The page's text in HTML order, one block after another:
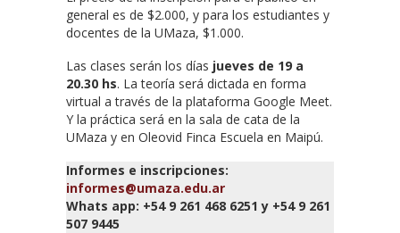
general es de $2.000, y para los estudiantes y
docentes de la UMaza, $1.000.
Las clases serán los días jueves de 19 a
20.30 hs. La teoría será dictada en forma
virtual a través de la plataforma Google Meet.
Y la práctica será en la sala de cata de la
UMaza y en Oleovid Finca Escuela en Maipú.
Informes e inscripciones:
informes@umaza.edu.ar
Whats app: +54 9 261 468 6251 y +54 9 261
507 9445